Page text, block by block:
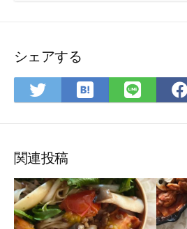
シェアする
Twitter
で
ア
は
て
マ
ー
ク
LINE
で
関連投稿